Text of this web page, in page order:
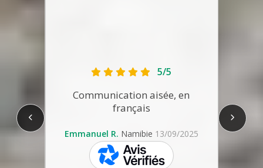
5/5
Communication aisée, en
français
Emmanuel R. Namibie 13/09/2025
skeepers